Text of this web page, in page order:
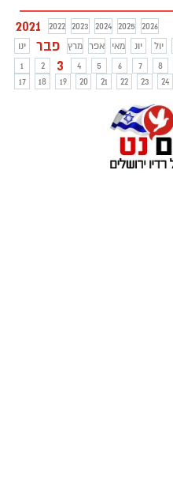
2021 2022 2023 2024 2025
2026
ינו
פבר מרץ אפר מאי יונ יול
1
2 3 4 5 6 7 8
17
18 19 20 21 22 23 24